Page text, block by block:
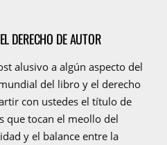
DERECHO DE AUTOR
alusivo a algún aspecto del
del libro y el derecho
con ustedes el título de
que tocan el meollo del
y el balance entre la